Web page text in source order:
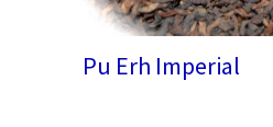
Pu Erh Imperial